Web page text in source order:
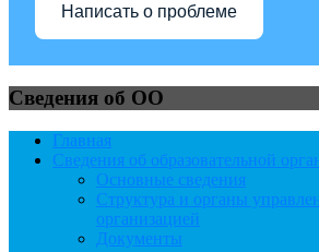
Написать о проблеме
Сведения об ОО
Главная
Сведения об образовательной
Основные сведения
Структура и органы
организацией
Документы